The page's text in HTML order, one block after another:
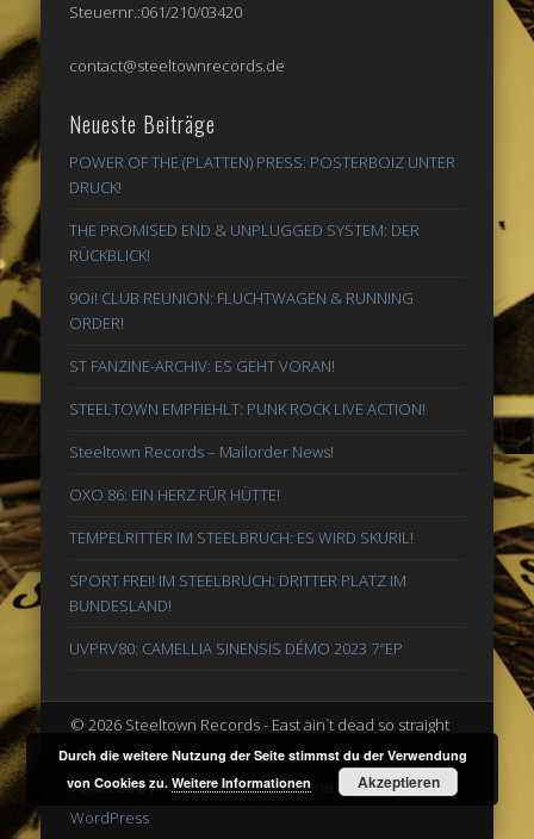
Steuernr.:061/210/03420
contact@steeltownrecords.de
Neueste Beiträge
POWER OF THE (PLATTEN) PRESS: POSTERBOIZ UNTER
DRUCK!
THE PROMISED END & UNPLUGGED SYSTEM: DER
RÜCKBLICK!
9Oi! CLUB REUNION: FLUCHTWAGEN & RUNNING
ORDER!
ST FANZINE-ARCHIV: ES GEHT VORAN!
STEELTOWN EMPFIEHLT: PUNK ROCK LIVE ACTION!
Steeltown Records – Mailorder News!
OXO 86: EIN HERZ FÜR HÜTTE!
TEMPELRITTER IM STEELBRUCH: ES WIRD SKURIL!
SPORT FREI! IM STEELBRUCH: DRITTER PLATZ IM
BUNDESLAND!
UVPRV80: CAMELLIA SINENSIS DÉMO 2023 7″EP
© 2026 Steeltown Records - East ain`t dead so straight
ahead
Powered byPinboard ThemebyOne Designsand
WordPress
Durch die weitere Nutzung der Seite stimmst du der Verwendung
von Cookies zu.Weitere Informationen Akzeptieren